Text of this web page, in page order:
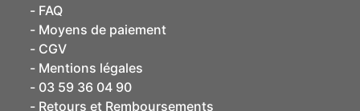
FAQ
Moyens de paiement
CGV
Mentions légales
03 59 36 04 90
Retours et Remboursements